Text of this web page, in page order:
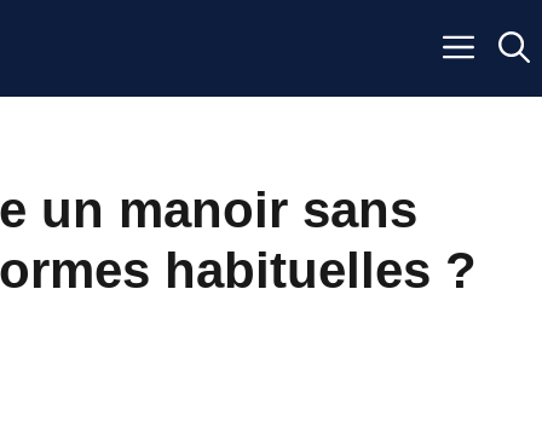
un manoir sans
habituelles ?